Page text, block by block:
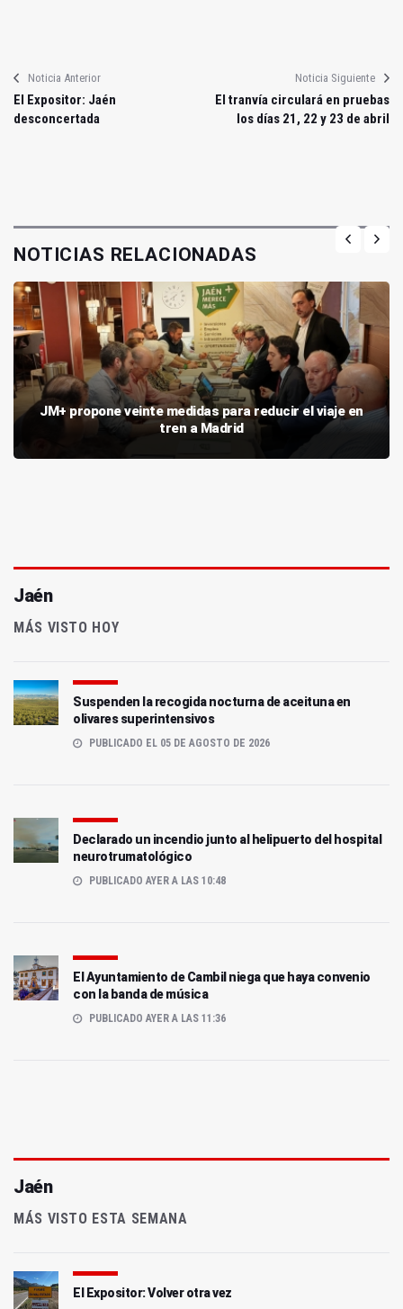
Noticia Anterior
El Expositor: Jaén
desconcertada
Noticia Siguiente
El tranvía circulará en pruebas
los días 21, 22 y 23 de abril
NOTICIAS RELACIONADAS
JM+ propone veinte medidas para reducir el viaje en
tren a Madrid
Jaén
MÁS VISTO HOY
Suspenden la recogida nocturna de aceituna en
olivares superintensivos
PUBLICADO EL 05 DE AGOSTO DE 2026
Declarado un incendio junto al helipuerto del hospital
neurotrumatológico
PUBLICADO AYER A LAS 10:48
El Ayuntamiento de Cambil niega que haya convenio
con la banda de música
PUBLICADO AYER A LAS 11:36
Jaén
MÁS VISTO ESTA SEMANA
El Expositor: Volver otra vez